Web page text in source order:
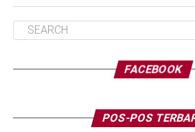
FACEBOOK
POS-POS